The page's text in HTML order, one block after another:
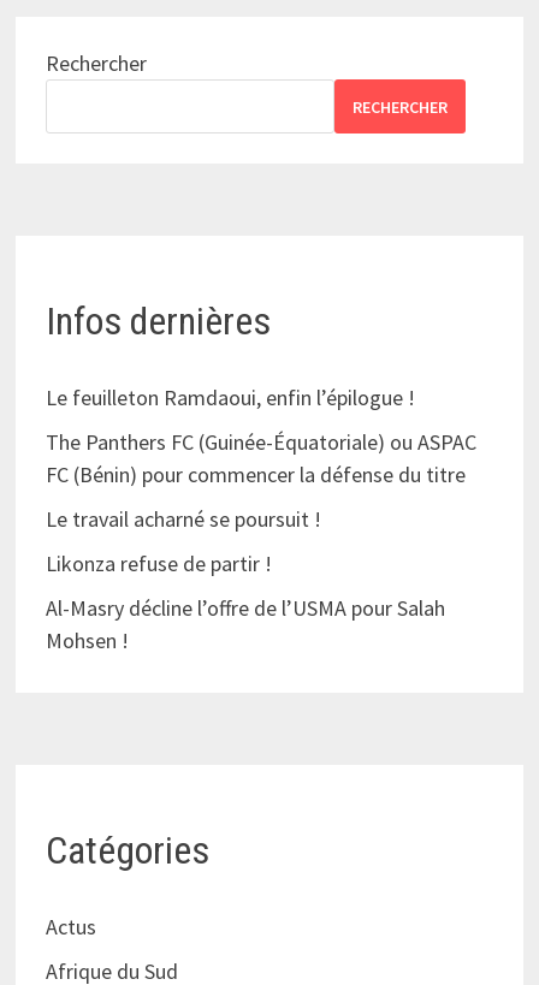
Rechercher
RECHERCHER
Infos dernières
Le feuilleton Ramdaoui, enfin l’épilogue !
The Panthers FC (Guinée-Équatoriale) ou ASPAC
FC (Bénin) pour commencer la défense du titre
Le travail acharné se poursuit !
Likonza refuse de partir !
Al-Masry décline l’offre de l’USMA pour Salah
Mohsen !
Catégories
Actus
Afrique du Sud